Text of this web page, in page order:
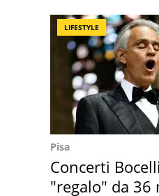
LIFESTYLE
Pisa
Concerti
"regalo" da 36